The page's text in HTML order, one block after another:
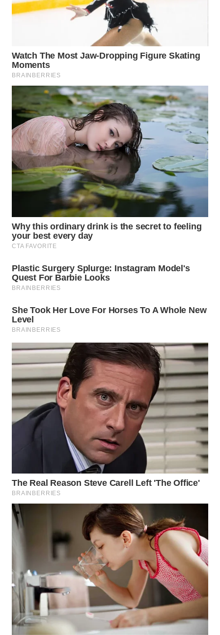
WN
SEMARANG
WN
SOLO
WN
BOROBUDUR
WN
MADURA
SURABAYA
WN
WN
WN
MANDALIKA
WN
LIKUPANG
WN
LABUANBAJO
WN
Media
Group
WAHANA
WAHANA
ADVOKAT
WAHANA
INFRASTRUKTUR